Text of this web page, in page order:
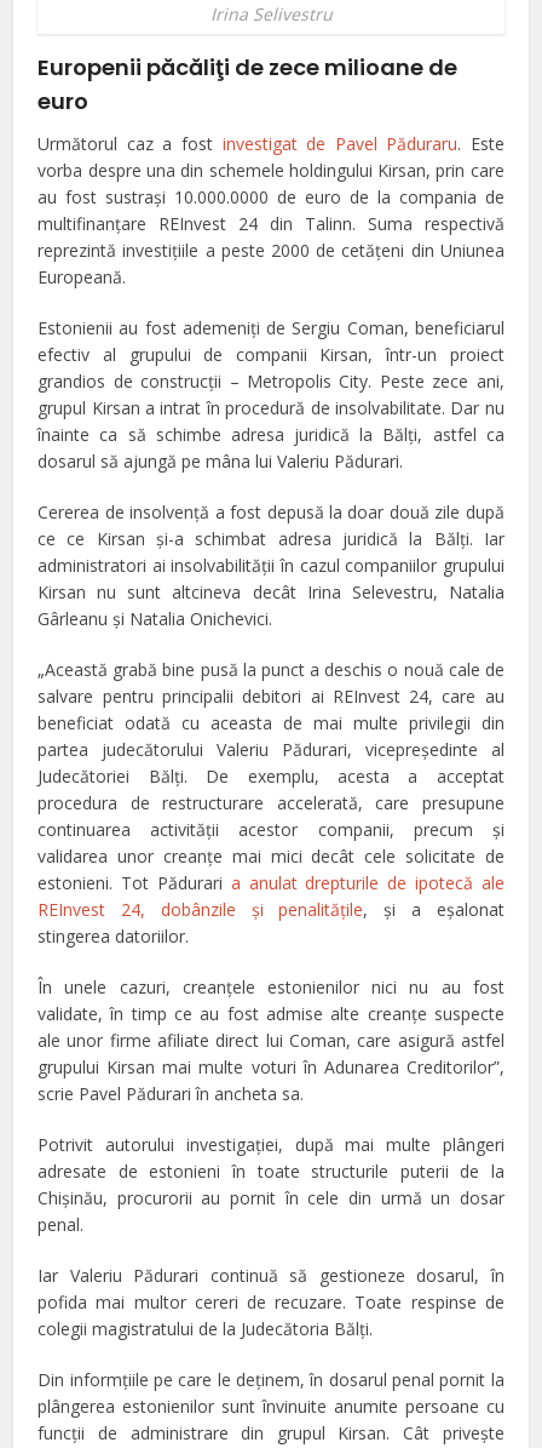
Irina Selivestru
Europenii păcăliţi de zece milioane de
euro
Următorul caz a fost investigat de Pavel Păduraru. Este
vorba despre una din schemele holdingului Kirsan, prin care
au fost sustraşi 10.000.0000 de euro de la compania de
multifinanţare REInvest 24 din Talinn. Suma respectivă
reprezintă investiţiile a peste 2000 de cetăţeni din Uniunea
Europeană.
Estonienii au fost ademeniţi de Sergiu Coman, beneficiarul
efectiv al grupului de companii Kirsan, într-un proiect
grandios de construcţii – Metropolis City. Peste zece ani,
grupul Kirsan a intrat în procedură de insolvabilitate. Dar nu
înainte ca să schimbe adresa juridică la Bălţi, astfel ca
dosarul să ajungă pe mâna lui Valeriu Pădurari.
Cererea de insolvenţă a fost depusă la doar două zile după
ce ce Kirsan şi-a schimbat adresa juridică la Bălţi. Iar
administratori ai insolvabilității în cazul companiilor grupului
Kirsan nu sunt altcineva decât Irina Selevestru, Natalia
Gârleanu și Natalia Onichevici.
„Această grabă bine pusă la punct a deschis o nouă cale de
salvare pentru principalii debitori ai REInvest 24, care au
beneficiat odată cu aceasta de mai multe privilegii din
partea judecătorului Valeriu Pădurari, vicepreședinte al
Judecătoriei Bălți. De exemplu, acesta a acceptat
procedura de restructurare accelerată, care presupune
continuarea activității acestor companii, precum și
validarea unor creanțe mai mici decât cele solicitate de
estonieni. Tot Pădurari a anulat drepturile de ipotecă ale
REInvest 24, dobânzile și penalitățile, și a eșalonat
stingerea datoriilor.
În unele cazuri, creanțele estonienilor nici nu au fost
validate, în timp ce au fost admise alte creanțe suspecte
ale unor firme afiliate direct lui Coman, care asigură astfel
grupului Kirsan mai multe voturi în Adunarea Creditorilor”,
scrie Pavel Pădurari în ancheta sa.
Potrivit autorului investigaţiei, după mai multe plângeri
adresate de estonieni în toate structurile puterii de la
Chişinău, procurorii au pornit în cele din urmă un dosar
penal.
Iar Valeriu Pădurari continuă să gestioneze dosarul, în
pofida mai multor cereri de recuzare. Toate respinse de
colegii magistratului de la Judecătoria Bălţi.
Din informţiile pe care le deţinem, în dosarul penal pornit la
plângerea estonienilor sunt învinuite anumite persoane cu
funcţii de administrare din grupul Kirsan. Cât priveşte